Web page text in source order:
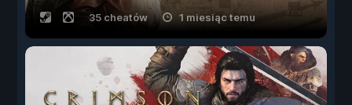
35 cheatów 1 miesiąc temu